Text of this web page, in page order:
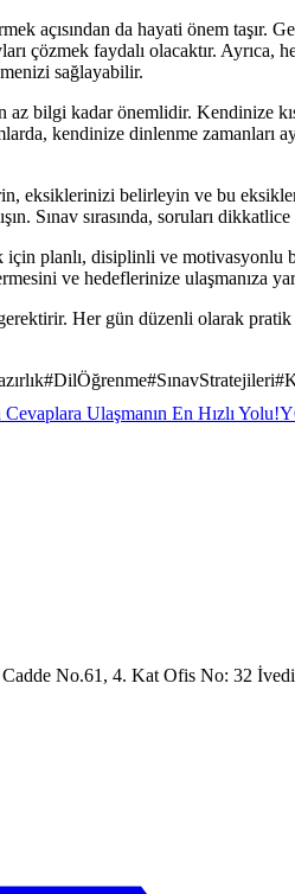
açısından da hayati önem taşır.
çözmek faydalı olacaktır. Ayrıca,
sağlayabilir.
bilgi kadar önemlidir. Kendinize
kendinize dinlenme zamanları
eksiklerinizi belirleyin ve bu
Sınav sırasında, soruları
için planlı, disiplinli ve
ve hedeflerinize ulaşmanıza
Her gün düzenli olarak
#DilÖğrenme#SınavStratejileri#
Ulaşmanın En Hızlı Yolu!
No.61, 4. Kat Ofis No: 32